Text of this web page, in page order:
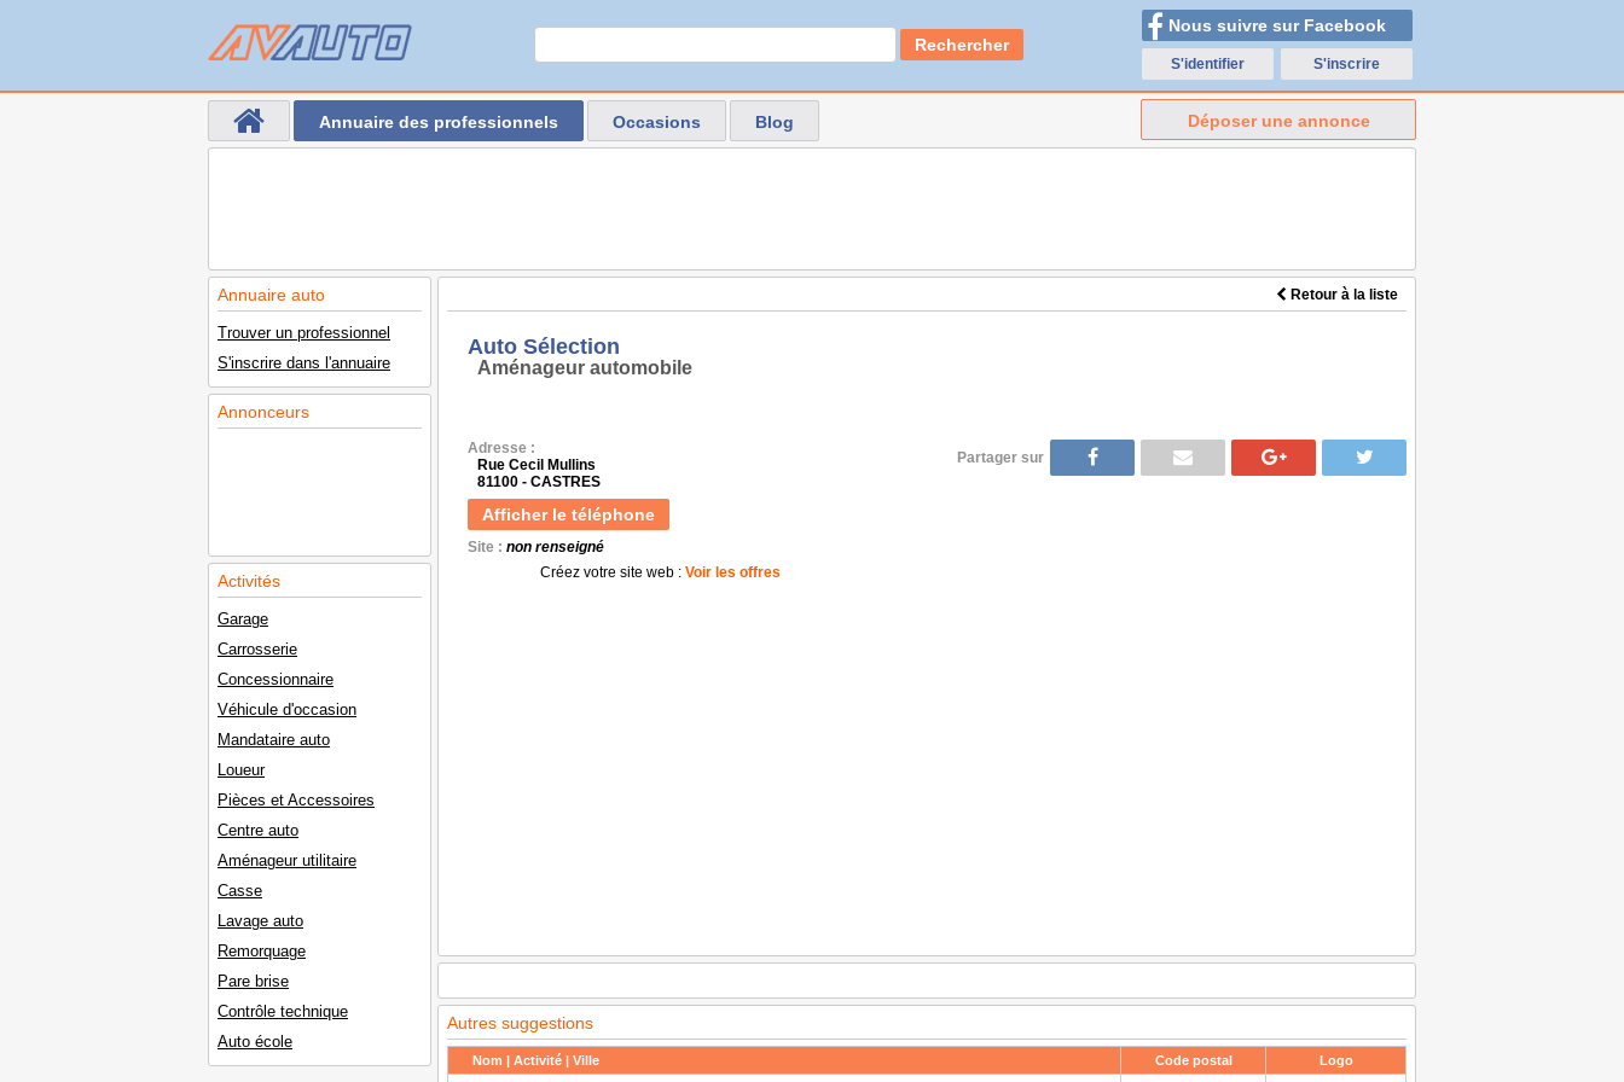
Rechercher
Nous suivre sur Facebook
S'identifier S'inscrire
Annuaire des professionnels Occasions Blog Déposer une annonce
Annuaire auto
Trouver un professionnel
S'inscrire dans l'annuaire
Annonceurs
Activités
Garage
Carrosserie
Concessionnaire
Véhicule d'occasion
Mandataire auto
Loueur
Pièces et Accessoires
Centre auto
Aménageur utilitaire
Casse
Lavage auto
Remorquage
Pare brise
Contrôle technique
Auto école
Retour à la liste
Auto Sélection
Aménageur automobile
Adresse :
Rue Cecil Mullins
81100 - CASTRES
Afficher le téléphone
Site : non renseigné
Créez votre site web : Voir les offres
Partager sur
Autres suggestions
Nom | Activité | Ville Code postal Logo